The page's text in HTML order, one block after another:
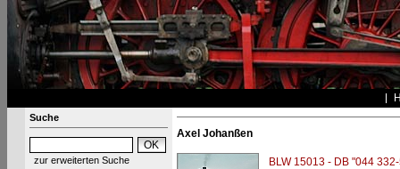
Suche
zur erweiterten Suche
Axel Johanßen
BLW 15013 - DB "044